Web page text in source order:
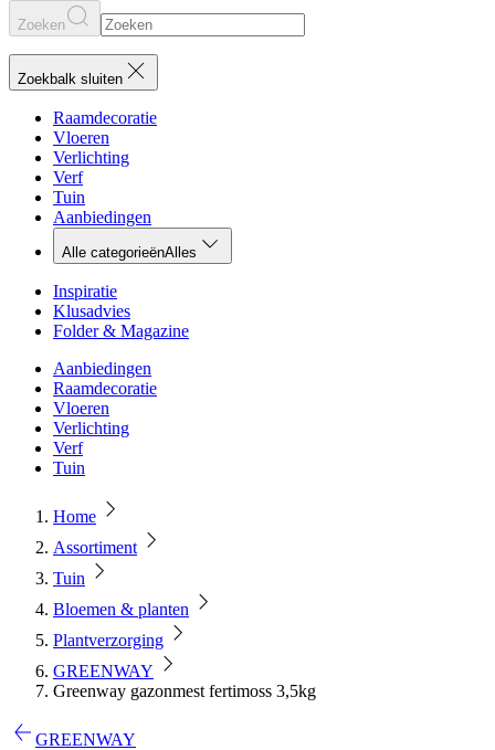
Zoeken
Zoekbalk sluiten
Raamdecoratie
Vloeren
Verlichting
Verf
Tuin
Aanbiedingen
Alle categorieënAlles
Inspiratie
Klusadvies
Folder & Magazine
Aanbiedingen
Raamdecoratie
Vloeren
Verlichting
Verf
Tuin
Home
Assortiment
Tuin
Bloemen & planten
Plantverzorging
GREENWAY
Greenway gazonmest fertimoss 3,5kg
GREENWAY